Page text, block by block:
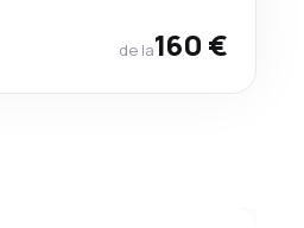
de la160 €